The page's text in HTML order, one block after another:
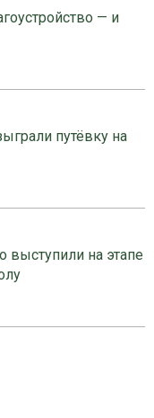
— и
путёвку на
выступили на этапе